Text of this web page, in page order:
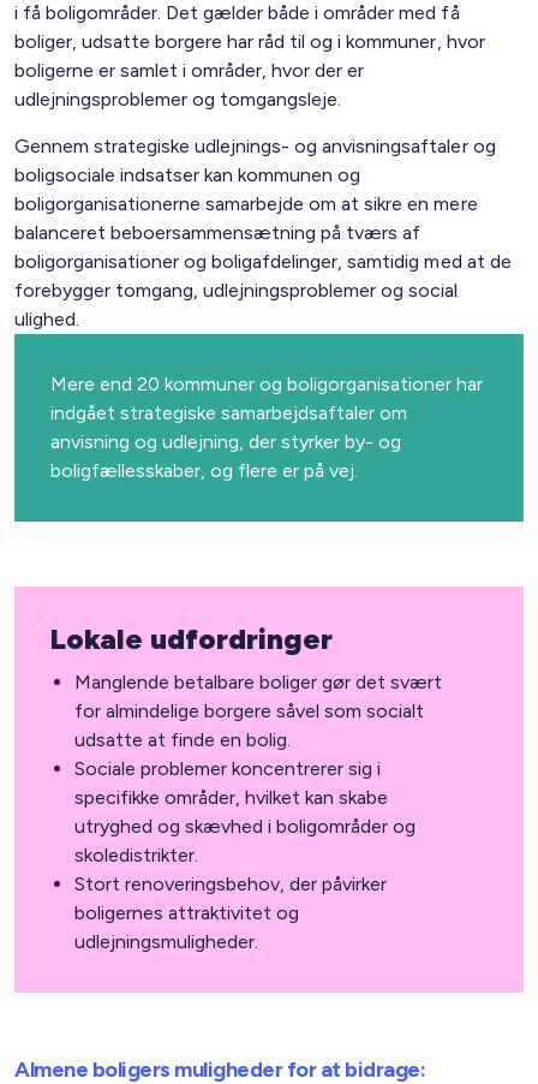
Mere end 20 kommuner og boligorganisationer har
indgået strategiske samarbejdsaftaler om
anvisning og udlejning, der styrker by- og
boligfællesskaber, og flere er på vej.
i få boligområder. Det gælder både i områder med få
boliger, udsatte borgere har råd til og i kommuner, hvor
boligerne er samlet i områder, hvor der er
udlejningsproblemer og tomgangsleje.
Gennem strategiske udlejnings- og anvisningsaftaler og
boligsociale indsatser kan kommunen og
boligorganisationerne samarbejde om at sikre en mere
balanceret beboersammensætning på tværs af
boligorganisationer og boligafdelinger, samtidig med at de
forebygger tomgang, udlejningsproblemer og social
ulighed.
Lokale udfordringer
Manglende betalbare boliger gør det svært
for almindelige borgere såvel som socialt
udsatte at finde en bolig.
Sociale problemer koncentrerer sig i
specifikke områder, hvilket kan skabe
utryghed og skævhed i boligområder og
skoledistrikter.
Stort renoveringsbehov, der påvirker
boligernes attraktivitet og
udlejningsmuligheder.
Almene boligers muligheder for at bidrage: